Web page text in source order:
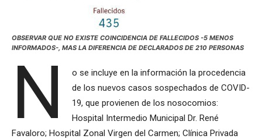
OBSERVAR QUE NO EXISTE COINCIDENCIA DE FALLECIDOS -5 MENOS
INFORMADOS-, MAS LA DIFERENCIA DE DECLARADOS DE 210 PERSONAS
N
o se incluye en la información la procedencia
de los nuevos casos sospechados de COVID-
19, que provienen de los nosocomios:
Hospital Intermedio Municipal Dr. René
Favaloro; Hospital Zonal Virgen del Carmen; Clínica Privada